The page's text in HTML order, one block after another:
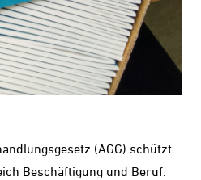
(AGG) schützt
Beschäftigung und Beruf.